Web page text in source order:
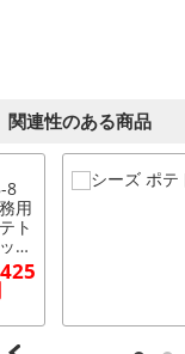
関連性のある商品
8
用
ト
シ
柄